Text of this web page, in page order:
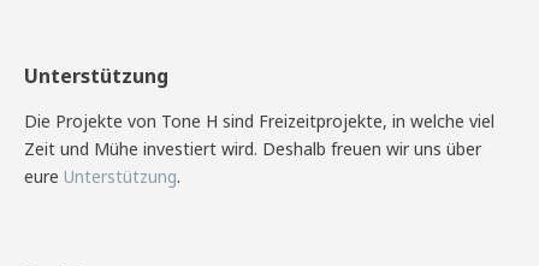
Unterstützung
Die Projekte von Tone H sind Freizeitprojekte, in welche viel
Zeit und Mühe investiert wird. Deshalb freuen wir uns über
eure Unterstützung.